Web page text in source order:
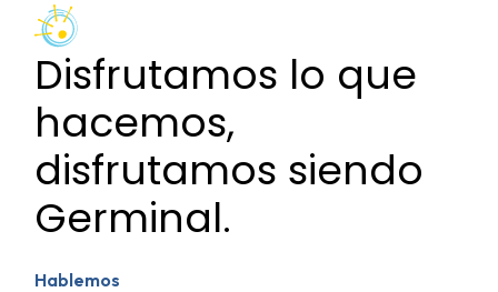
Disfrutamos lo que
hacemos,
disfrutamos siendo
Germinal.
Hablemos